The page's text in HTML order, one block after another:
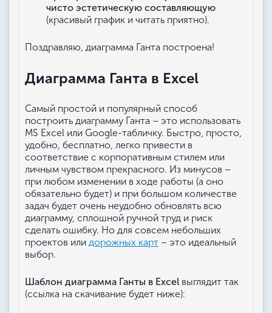
чисто эстетическую составляющую
(красивый график и читать приятно).
Поздравляю, диаграмма Ганта построена!
Диаграмма Ганта в Excel
Самый простой и популярный способ
построить диаграмму Ганта – это использовать
MS Excel или Google-табличку. Быстро, просто,
удобно, бесплатно, легко привести в
соответствие с корпоративным стилем или
личным чувством прекрасного. Из минусов –
при любом изменении в ходе работы (а оно
обязательно будет) и при большом количестве
задач будет очень неудобно обновлять всю
диаграмму, сплошной ручной труд и риск
сделать ошибку. Но для совсем небольших
проектов или дорожных карт – это идеальный
выбор.
Шаблон диаграмма Ганты в Excel выглядит так
(ссылка на скачивание будет ниже):